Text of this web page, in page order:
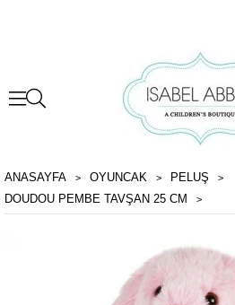
ANASAYFA OYUNCAK
PELUŞ
DOUDOU PEMBE TAVŞAN 25 CM